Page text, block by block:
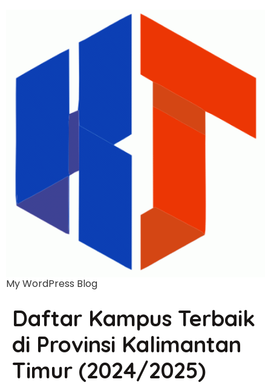
My WordPress Blog
Daftar Kampus Terbaik
di Provinsi Kalimantan
Timur (2024/2025)